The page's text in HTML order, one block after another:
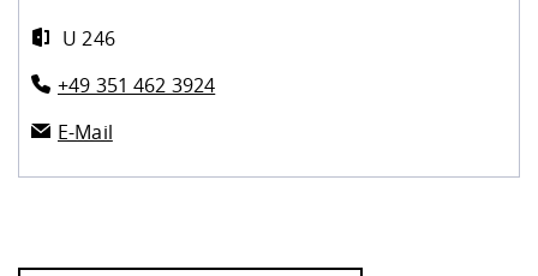
U 246
+49 351 462 3924
E-Mail